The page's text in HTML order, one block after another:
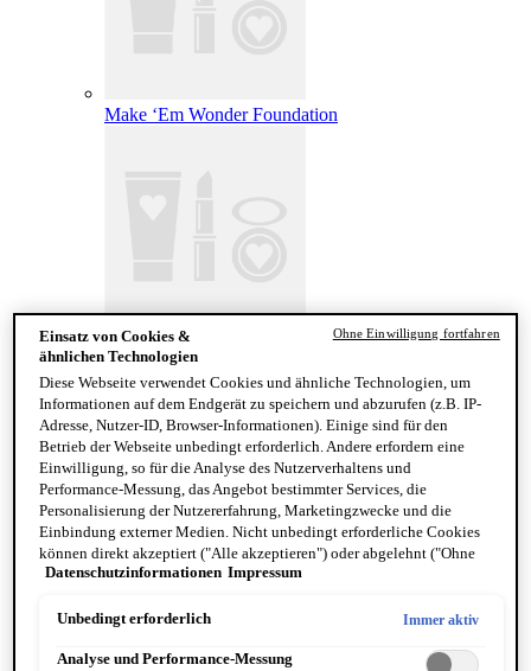
Make ‘Em Wonder Foundation
Wonder Snatch Setting Powder
Fat Cheeks
Body Oils
Fragrance
Body Butter + Lotion
Einsatz von Cookies &
ähnlichen Technologien
Diese Webseite verwendet Cookies und ähnliche Technologien, um
Informationen auf dem Endgerät zu speichern und abzurufen (z.B. IP-
Adresse, Nutzer-ID, Browser-Informationen). Einige sind für den
Betrieb der Webseite unbedingt erforderlich. Andere erfordern eine
Einwilligung, so für die Analyse des Nutzerverhaltens und
Performance-Messung, das Angebot bestimmter Services, die
Personalisierung der Nutzererfahrung, Marketingzwecke und die
Einbindung externer Medien. Nicht unbedingt erforderliche Cookies
können direkt akzeptiert ("Alle akzeptieren") oder abgelehnt ("Ohne
Einwilligung fortfahren") werden. Individuelle Anpassungen der
speichern"). Die Auswahl kann jederzeit unter dem Link "Cookie-
Datenschutzinformationen.
Datenschutzinformationen Impressum
Unbedingt erforderlich Immer aktiv
Analyse und Performance-Messung
Ohne Einwilligung fortfahren